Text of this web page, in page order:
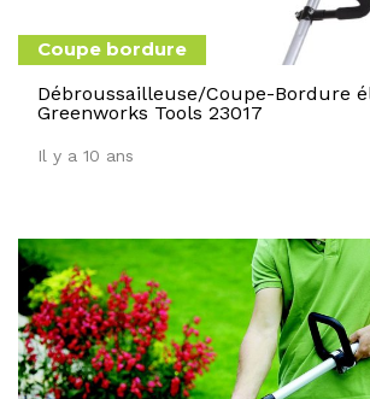
Coupe bordure
Débroussailleuse/Coupe-Bordure
Greenworks Tools 23017
Il y a 10 ans